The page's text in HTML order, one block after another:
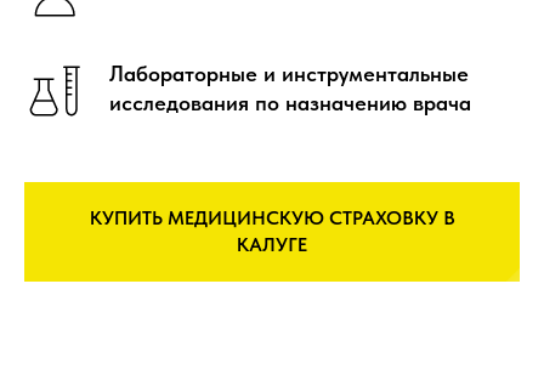
Лабораторные и инструментальные
исследования по назначению врача
КУПИТЬ МЕДИЦИНСКУЮ СТРАХОВКУ В
КАЛУГЕ